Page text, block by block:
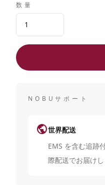
数量
NOBUサポート
public世界配送
EMS を含む追跡
際配送でお届けし